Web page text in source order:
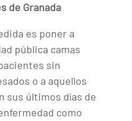
de Granada
es poner a
pública camas
sin
o a aquellos
sus últimos días de
como